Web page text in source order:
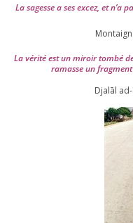
La sagesse a ses excez, et
Montaigne
La véri­té est un miroir tom­bé
ramasse un
Djalāl